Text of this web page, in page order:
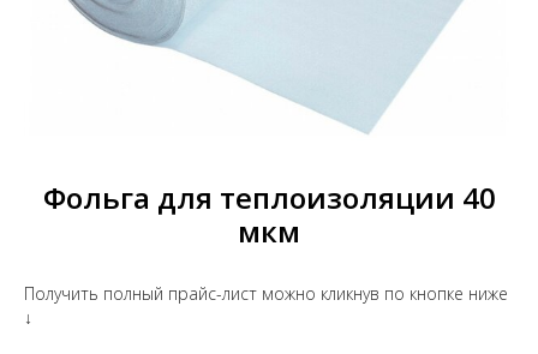
Фольга для теплоизоляции 40
мкм
Получить полный прайс-лист можно кликнув по кнопке ниже
↓